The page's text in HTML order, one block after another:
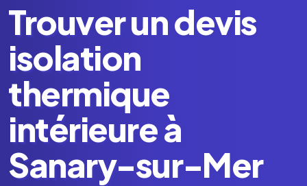
Trouver un devis
isolation
thermique
intérieure à
Sanary-sur-Mer